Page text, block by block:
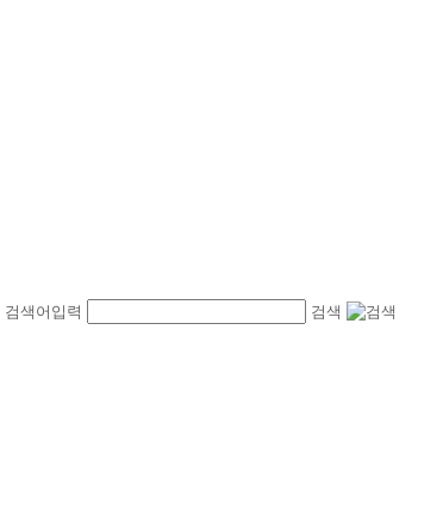
검색어입력 검색